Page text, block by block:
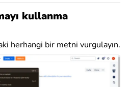
kullanma
herhangi bir metni vurgulayın.